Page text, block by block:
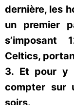
dernière, les
un premier
s’imposant
Celtics,
3. Et pour y
compter sur
soirs.